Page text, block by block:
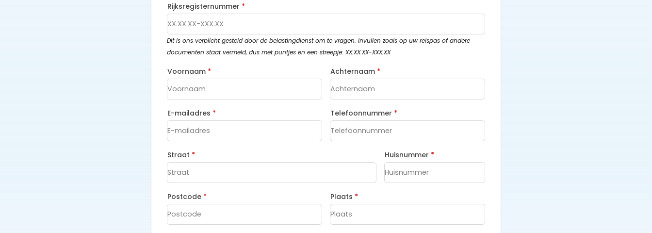
Rijksregisternummer *
Dit is ons verplicht gesteld door de belastingdienst om te vragen. Invullen zoals op uw reispas of andere
documenten staat vermeld, dus met puntjes en een streepje: XX.XX.XX-XXX.XX
Voornaam * Achternaam *
E-mailadres * Telefoonnummer *
Straat * Huisnummer *
Postcode * Plaats *